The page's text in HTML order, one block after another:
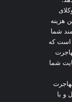
هزینه
شما
است که
شما
و با